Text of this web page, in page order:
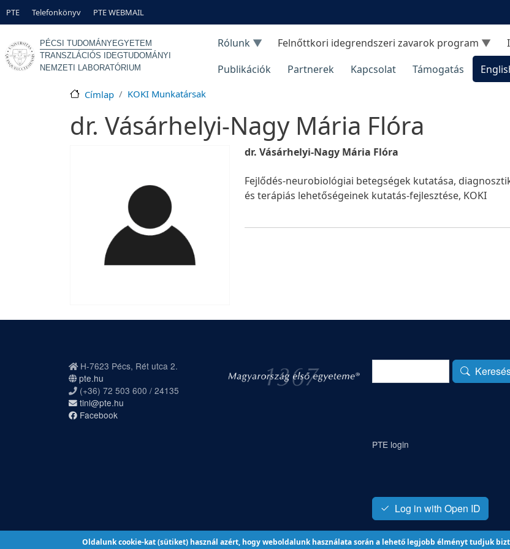
Ugrás a tartalomra
Gyorslinkek
PTE Telefonkönyv PTE WEBMAIL
PÉCSI TUDOMÁNYEGYETEM
TRANSZLÁCIÓS IDEGTUDOMÁNYI
NEMZETI LABORATÓRIUM
Rólunk Felnőttkori idegrendszeri zavarok program
Publikációk
Partnerek Kapcsolat Támogatás
Címlap KOKI Munkatársak
dr. Vásárhelyi-Nagy Mária Flóra
dr. Vásárhelyi-Nagy Mária Flóra
Fejlődés-neurobiológiai betegségek kutatása,
és terápiás lehetőségeinek kutatás-fejlesztése, KOKI
H-7623 Pécs, Rét utca 2.
pte.hu
(+36) 72 503 600 / 24135
tinl@pte.hu
Facebook
PTE login
Log in with Open ID
Oldalunk cookie-kat (sütiket) használ azért, hogy weboldalunk használata során a lehető legjobb élményt tudjuk